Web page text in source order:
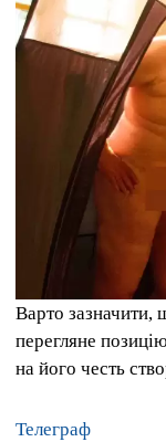
Варто
перегляне
на його честь
Телеграф